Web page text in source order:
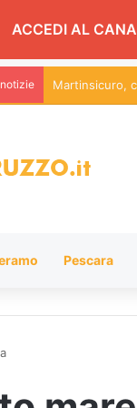
ACCEDI AL
Martinsicuro,
Pescara